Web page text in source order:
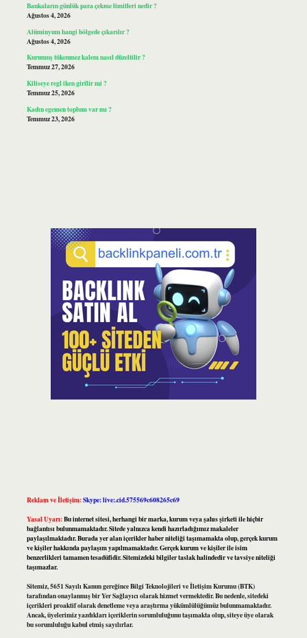
Bankaların günlük para çekme limitleri nedir ?
Ağustos 4, 2026
Alüminyum hangi bölgede çıkarılır ?
Ağustos 4, 2026
Kurumuş tükenmez kalem nasıl düzeltilir ?
Temmuz 27, 2026
Kiliseye regl iken girilir mi ?
Temmuz 25, 2026
Kadın egemen toplum var mı ?
Temmuz 23, 2026
Reklam ve İletişim:Skype: live:.cid.575569c608265c69
Yasal Uyarı:Bu internet sitesi, herhangi bir marka, kurum veya şahıs şirketi ile hiçbir
bağlantısı bulunmamaktadır. Sitede yalnızca kendi hazırladığımız makaleler
paylaşılmaktadır. Burada yer alan içerikler haber niteliği taşımamakta olup, gerçek kurum
ve kişiler hakkında paylaşım yapılmamaktadır. Gerçek kurum ve kişiler ile isim
benzerlikleri tamamen tesadüfidir. Sitemizdeki bilgiler taslak halindedir ve tavsiye niteliği
taşımazlar.
Sitemiz, 5651 Sayılı Kanun gereğince Bilgi Teknolojileri ve İletişim Kurumu (BTK)
tarafından onaylanmış bir Yer Sağlayıcı olarak hizmet vermektedir. Bu nedenle, sitedeki
içerikleri proaktif olarak denetleme veya araştırma yükümlülüğümüz bulunmamaktadır.
Ancak, üyelerimiz yazdıkları içeriklerin sorumluluğunu taşımakta olup, siteye üye olarak
bu sorumluluğu kabul etmiş sayılırlar.